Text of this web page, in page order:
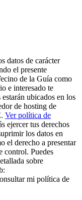
datos de carácter
el presente
de la Guía como
e interesado te
ubicados en los
de hosting de
Ver política de
ejercer tus derechos
los datos en
el derecho a presentar
control. Puedes
sobre
mi política de